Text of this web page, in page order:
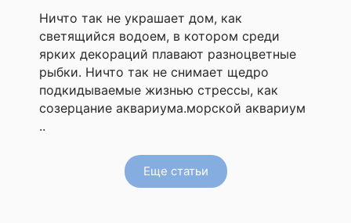
Ничто так не украшает дом, как
светящийся водоем, в котором среди
ярких декораций плавают разноцветные
рыбки. Ничто так не снимает щедро
подкидываемые жизнью стрессы, как
созерцание аквариума.морской аквариум
..
Еще статьи